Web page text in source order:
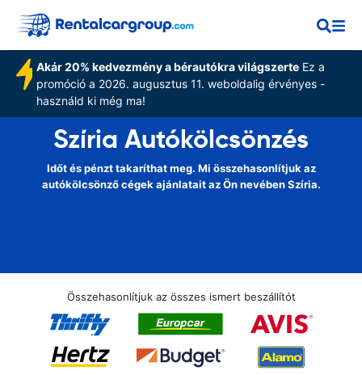
Akár 20% kedvezmény a bérautókra világszerteEz a
promóció a 2026. augusztus 11. weboldalig érvényes -
használd ki még ma!
Szíria Autókölcsönzés
Időt és pénzt takaríthat meg. Mi összehasonlítjuk az
autókölcsönző cégek ajánlatait az Ön nevében Szíria.
Összehasonlítjuk az összes ismert beszállítót